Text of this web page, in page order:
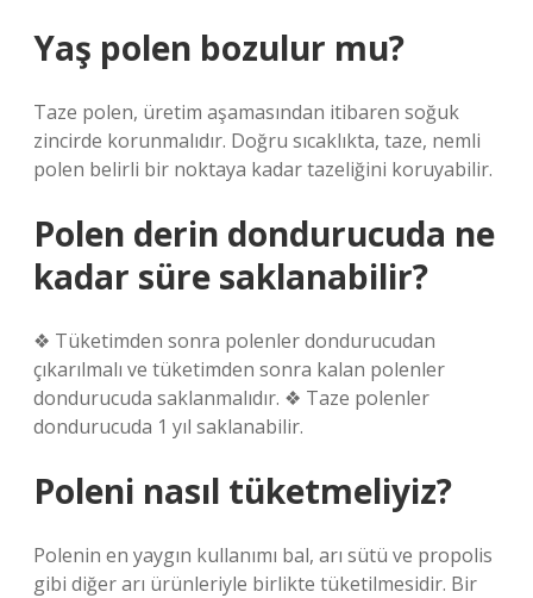
Yaş polen bozulur mu?
Taze polen, üretim aşamasından itibaren soğuk
zincirde korunmalıdır. Doğru sıcaklıkta, taze, nemli
polen belirli bir noktaya kadar tazeliğini koruyabilir.
Polen derin dondurucuda ne
kadar süre saklanabilir?
❖ Tüketimden sonra polenler dondurucudan
çıkarılmalı ve tüketimden sonra kalan polenler
dondurucuda saklanmalıdır. ❖ Taze polenler
dondurucuda 1 yıl saklanabilir.
Poleni nasıl tüketmeliyiz?
Polenin en yaygın kullanımı bal, arı sütü ve propolis
gibi diğer arı ürünleriyle birlikte tüketilmesidir. Bir